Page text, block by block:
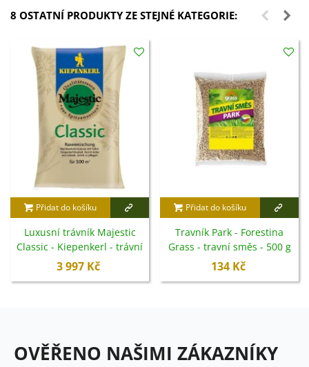
8 OSTATNÍ PRODUKTY ZE STEJNÉ KATEGORIE:
Přidat do košíku
Luxusní trávník Majestic
Classic - Kiepenkerl - trávní
směs - 10 kg
3 997 Kč
Přidat do košíku
Travník Park - Forestina
Grass - travní směs - 500 g
134 Kč
OVĚŘENO NAŠIMI ZÁKAZNÍKY